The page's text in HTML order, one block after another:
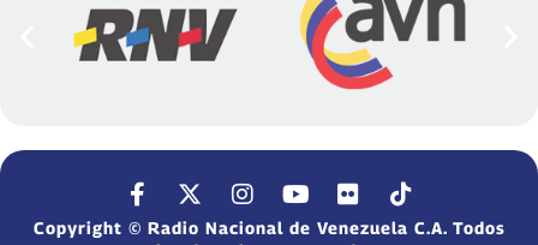
Copyright © Radio Nacional de Venezuela C.A. Todos